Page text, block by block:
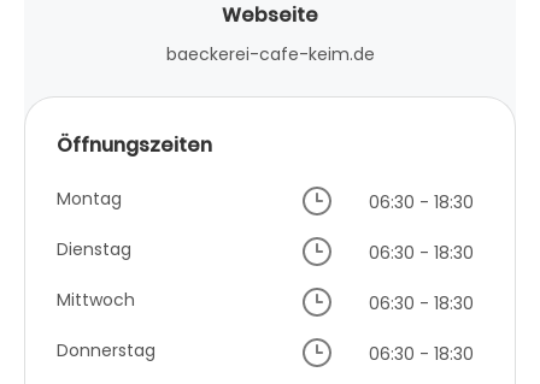
Webseite
baeckerei-cafe-keim.de
Öffnungszeiten
Montag
06:30 - 18:30
Dienstag
06:30 - 18:30
Mittwoch
06:30 - 18:30
Donnerstag
06:30 - 18:30